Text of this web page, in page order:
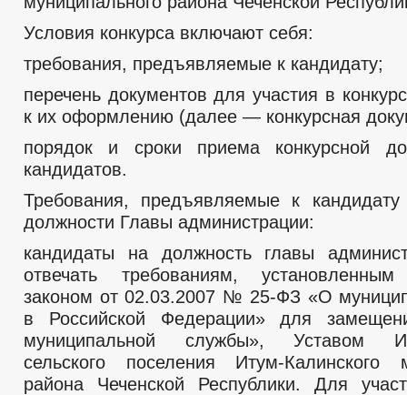
Условия конкурса включают себя:
требования, предъявляемые к кандидату;
перечень документов для участия в
к их оформлению (далее — конкурсная
порядок и сроки приема конкурсной
кандидатов.
Требования, предъявляемые к
должности Главы администрации:
кандидаты на должность главы
отвечать требованиям,
законом от 02.03.2007 № 25-ФЗ «О
в Российской Федерации» для
муниципальной службы», Уставом
сельского поселения Итум-Калинского
района Чеченской Республики. Для